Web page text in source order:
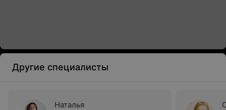
Другие специалисты
Наталья